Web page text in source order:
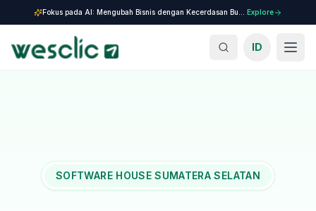
Explore
ID
SOFTWARE HOUSE SUMATERA SELATAN